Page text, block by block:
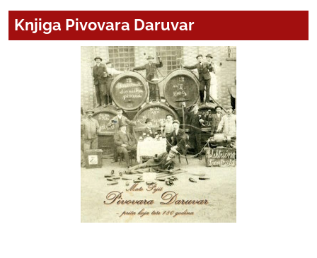
Knjiga Pivovara Daruvar